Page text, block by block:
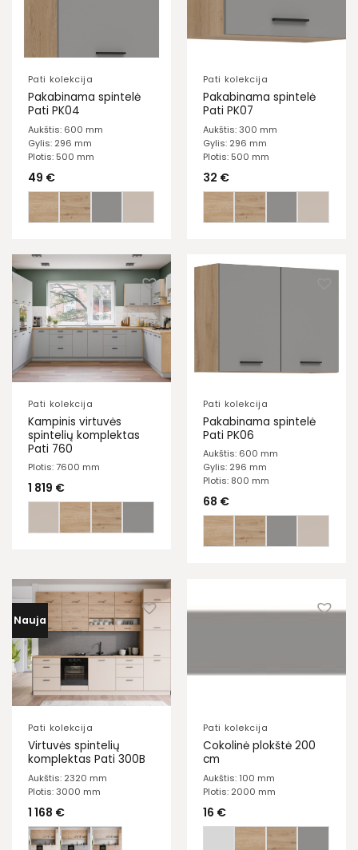
Pati kolekcija
Pakabinama spintelė
Pati PK04
Aukštis: 600 mm
Gylis: 296 mm
Plotis: 500 mm
49 €
Pati kolekcija
Pakabinama spintelė
Pati PK07
Aukštis: 300 mm
Gylis: 296 mm
Plotis: 500 mm
32 €
Pati kolekcija
Kampinis virtuvės
spintelių komplektas
Pati 760
Plotis: 7600 mm
1 819 €
Pati kolekcija
Pakabinama spintelė
Pati PK06
Aukštis: 600 mm
Gylis: 296 mm
Plotis: 800 mm
68 €
Nauja
Pati kolekcija
Virtuvės spintelių
komplektas Pati 300B
Aukštis: 2320 mm
Plotis: 3000 mm
1 168 €
Pati kolekcija
Cokolinė plokštė 200
cm
Aukštis: 100 mm
Plotis: 2000 mm
16 €